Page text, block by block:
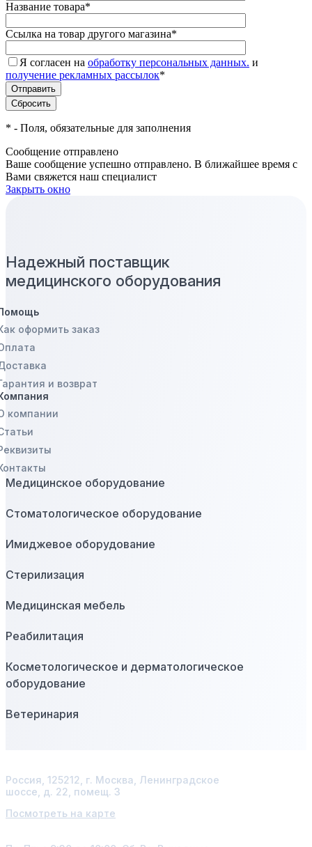
Название товара*
Ссылка на товар другого магазина*
Я согласен на обработку персональных данных. и
получение рекламных рассылок*
* - Поля, обязательные для заполнения
Сообщение отправлено
Ваше сообщение успешно отправлено. В ближайшее время с
Вами свяжется наш специалист
Закрыть окно
Надежный поставщик
медицинского оборудования
оформить заказ
и возврат
компании
Медицинское оборудование
Стоматологическое оборудование
Имиджевое оборудование
Стерилизация
Медицинская мебель
Реабилитация
Косметологическое и дерматологическое
оборудование
Ветеринария
Россия, 125212, г. Москва, Ленинградское
шоссе, д. 22, помещ. 3
Посмотреть на карте